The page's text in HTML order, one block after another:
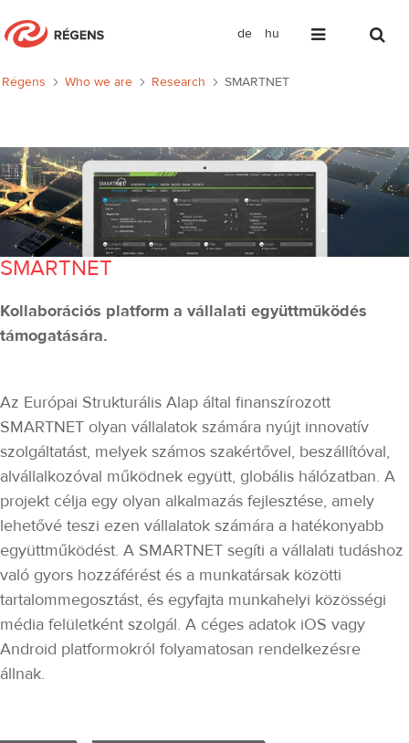
de hu
SMARTNET
Régens Who we are Research SMARTNET
SMARTNET
Kollaborációs platform a vállalati együttműködés
támogatására.
Az Európai Strukturális Alap által finanszírozott
SMARTNET olyan vállalatok számára nyújt innovatív
szolgáltatást, melyek számos szakértővel, beszállítóval,
alvállalkozóval működnek együtt, globális hálózatban. A
projekt célja egy olyan alkalmazás fejlesztése, amely
lehetővé teszi ezen vállalatok számára a hatékonyabb
együttműködést. A SMARTNET segíti a vállalati tudáshoz
való gyors hozzáférést és a munkatársak közötti
tartalommegosztást, és egyfajta munkahelyi közösségi
média felületként szolgál. A céges adatok iOS vagy
Android platformokról folyamatosan rendelkezésre
állnak.